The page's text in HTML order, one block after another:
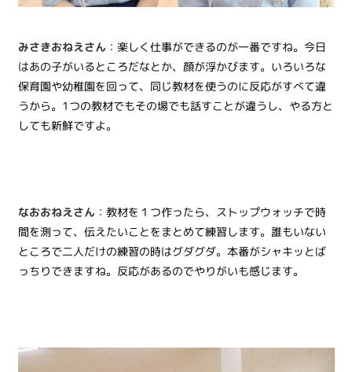
みさきおねえさん ：楽しく仕事ができるのが一番ですね。今日
はあの子がいるところだなとか、顔が浮かびます。いろいろな
保育園や幼稚園を回って、同じ教材を使うのに反応がすべて違
うから。 1 つの教材でもその場でも話すことが違うし、やる方と
しても新鮮ですよ。
なおおねえさん ：教材を１つ作ったら、ストップウォッチで時
間を測って、伝えたいことをまとめて練習します。誰もいない
ところで二人だけの練習の時はグダグダ。本番がシャキッとば
っちりできますね。反応があるのでやりがいも感じます。